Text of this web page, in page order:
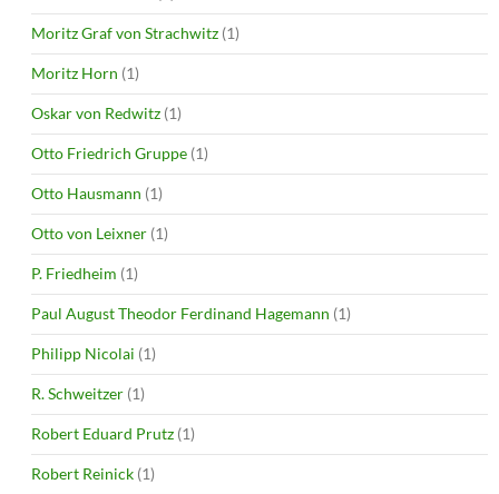
Moritz Graf von Strachwitz (1)
Moritz Horn (1)
Oskar von Redwitz (1)
Otto Friedrich Gruppe (1)
Otto Hausmann (1)
Otto von Leixner (1)
P. Friedheim (1)
Paul August Theodor Ferdinand Hagemann (1)
Philipp Nicolai (1)
R. Schweitzer (1)
Robert Eduard Prutz (1)
Robert Reinick (1)